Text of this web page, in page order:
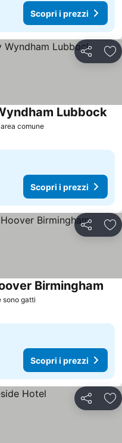
Scopri i prezzi
Condividi
comune
Lubbock
Scopri i prezzi
Condividi
sono gatti
Birmingham
Scopri i prezzi
Condividi